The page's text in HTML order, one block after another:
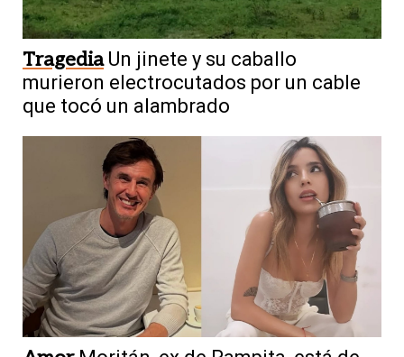
Tragedia Un jinete y su caballo
murieron electrocutados por un cable
que tocó un alambrado